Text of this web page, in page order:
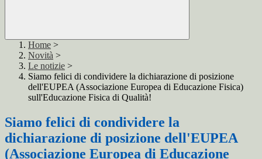
Home >
Novità >
Le notizie >
Siamo felici di condividere la dichiarazione di posizione
dell'EUPEA (Associazione Europea di Educazione Fisica)
sull'Educazione Fisica di Qualità!
Siamo felici di condividere la
dichiarazione di posizione dell'EUPEA
(Associazione Europea di Educazione